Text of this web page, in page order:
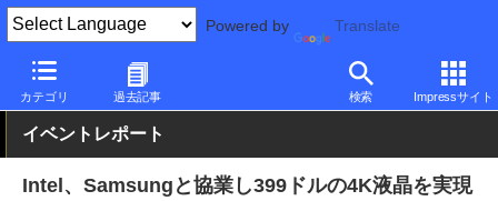
Powered by Translate
カテゴリ 過去記事 検索 Impressサイト
PC Watch 半導体/周辺機器 Samsung
イベントレポート
Intel、Samsungと協業し399ドルの4K液晶を実現